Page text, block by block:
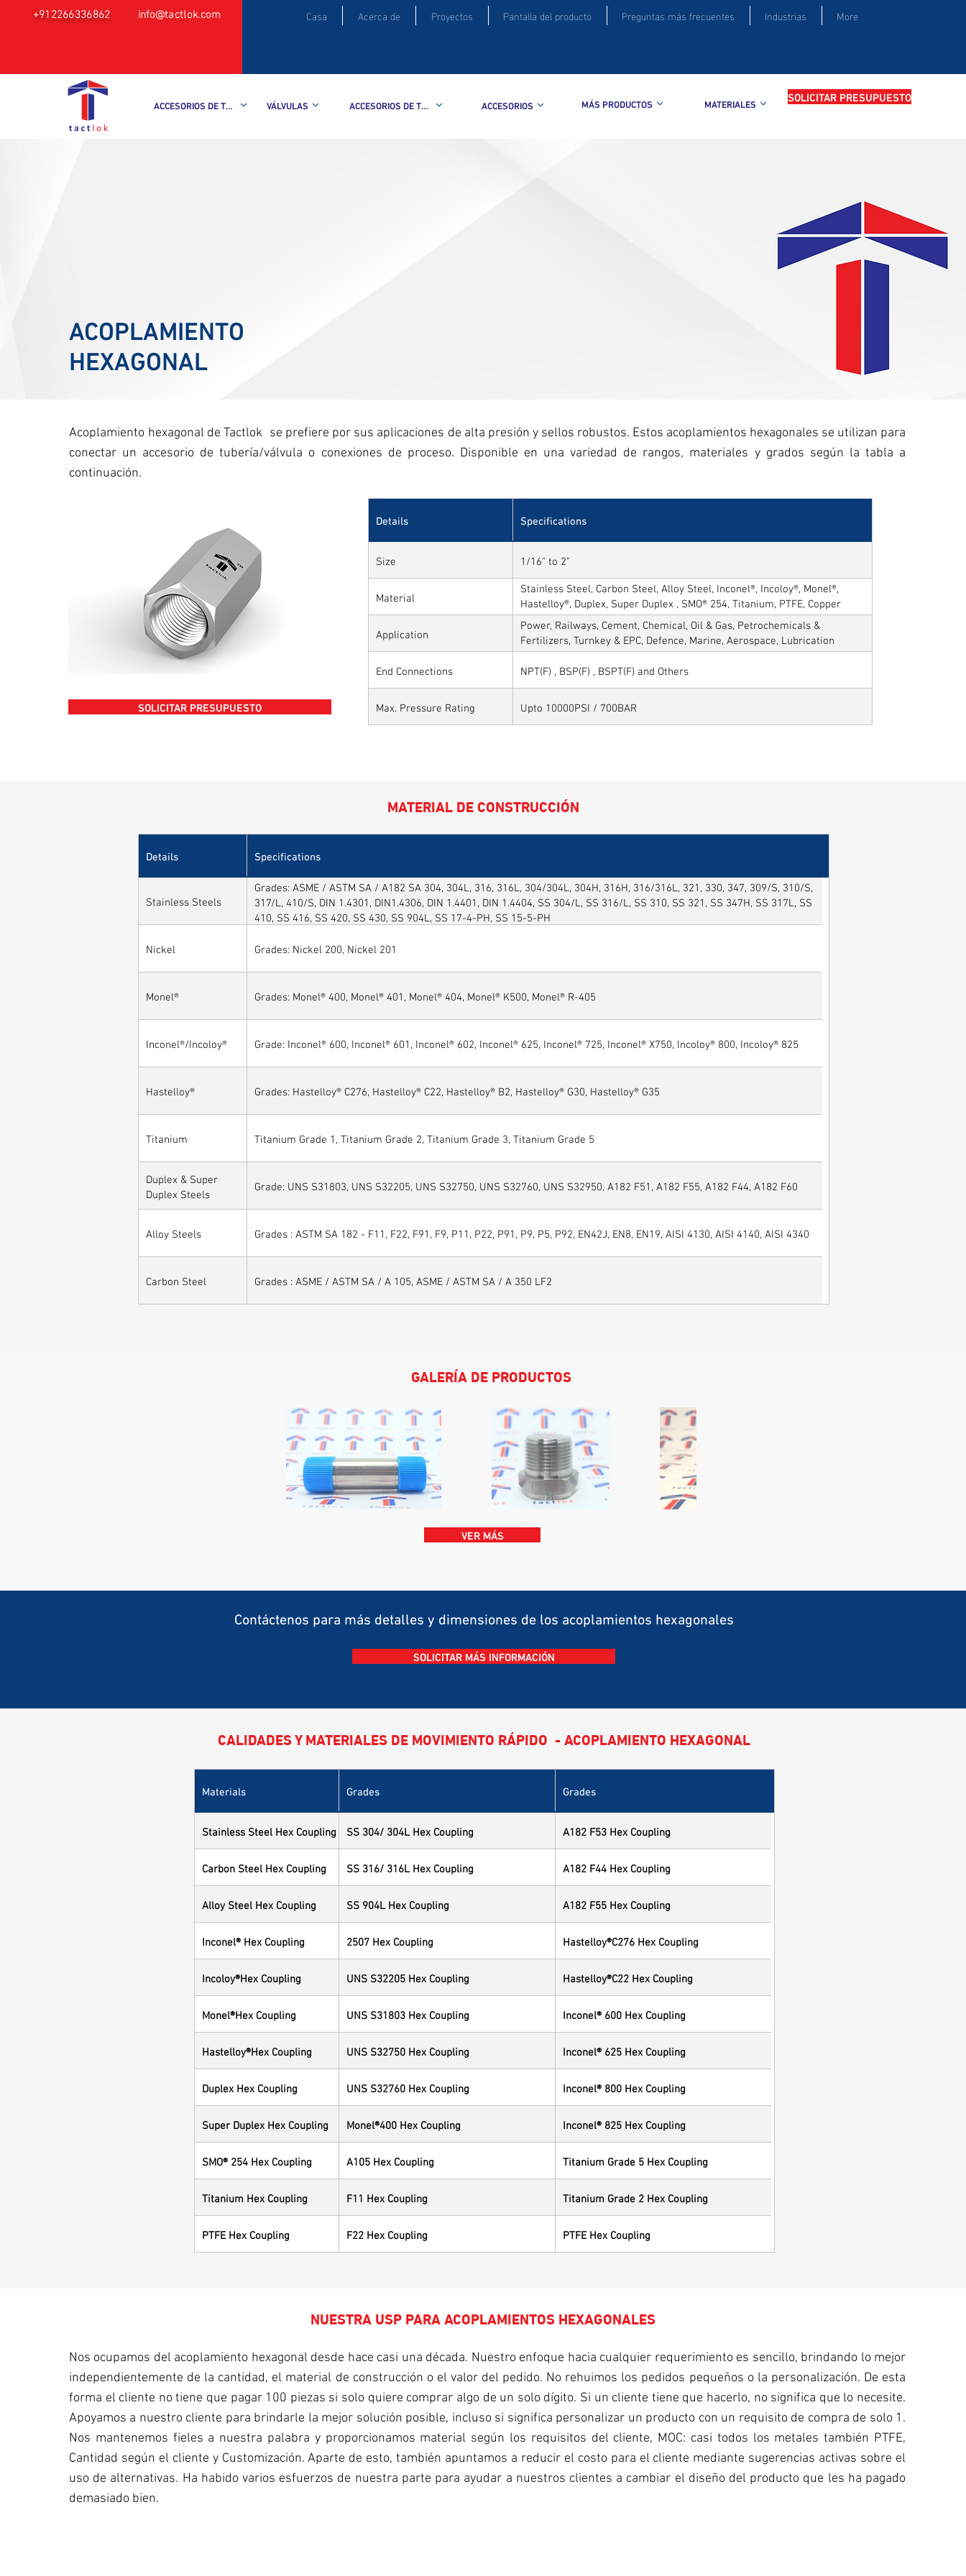
+912266336862 info@tactlok.com Casa Acerca de Proyectos Pantalla del producto Preguntas más frecuentes Industrias More
ACCESORIOS DE TUBO VÁLVULAS ACCESORIOS DE TUBERIA ACCESORIOS MÁS PRODUCTOS MATERIALES SOLICITAR PRESUPUESTO
ACOPLAMIENTO
HEXAGONAL
Acoplamiento hexagonal de Tactlok se prefiere por sus aplicaciones de alta presión y sellos robustos. Estos acoplamientos hexagonales se utilizan para
conectar un accesorio de tubería/válvula o conexiones de proceso. Disponible en una variedad de rangos, materiales y grados según la tabla a
continuación.
SOLICITAR PRESUPUESTO
Details Specifications
Size 1/16" to 2"
Material
Stainless Steel, Carbon Steel, Alloy Steel, Inconel®, Incoloy®, Monel®,
Hastelloy®, Duplex, Super Duplex , SMO® 254, Titanium, PTFE, Copper
Alloys
Application
Power, Railways, Cement, Chemical, Oil & Gas, Petrochemicals &
Fertilizers, Turnkey & EPC, Defence, Marine, Aerospace, Lubrication
Sytems, Paper Mills etc.,
End Connections
NPT(F) , BSP(F) , BSPT(F) and Others
Max. Pressure Rating Upto 10000PSI / 700BAR
MATERIAL DE CONSTRUCCIÓN
Details Specifications
Stainless Steels
Grades: ASME / ASTM SA / A182 SA 304, 304L, 316, 316L, 304/304L, 304H, 316H, 316/316L, 321, 330, 347, 309/S, 310/S,
317/L, 410/S, DIN 1.4301, DIN1.4306, DIN 1.4401, DIN 1.4404, SS 304/L, SS 316/L, SS 310, SS 321, SS 347H, SS 317L, SS
410, SS 416, SS 420, SS 430, SS 904L, SS 17-4-PH, SS 15-5-PH
Nickel
Grades: Nickel 200, Nickel 201
Monel® Grades: Monel® 400, Monel® 401, Monel® 404, Monel® K500, Monel® R-405
Inconel®/Incoloy® Grade: Inconel® 600, Inconel® 601, Inconel® 602, Inconel® 625, Inconel® 725, Inconel® X750, Incoloy® 800, Incoloy® 825
Hastelloy® Grades: Hastelloy® C276, Hastelloy® C22, Hastelloy® B2, Hastelloy® G30, Hastelloy® G35
Titanium Titanium Grade 1, Titanium Grade 2, Titanium Grade 3, Titanium Grade 5
Duplex & Super
Duplex Steels
Grade: UNS S31803, UNS S32205, UNS S32750, UNS S32760, UNS S32950, A182 F51, A182 F55, A182 F44, A182 F60
Alloy Steels Grades : ASTM SA 182 - F11, F22, F91, F9, P11, P22, P91, P9, P5, P92, EN42J, EN8, EN19, AISI 4130, AISI 4140, AISI 4340
Carbon Steel Grades : ASME / ASTM SA / A 105, ASME / ASTM SA / A 350 LF2
GALERÍA DE PRODUCTOS
VER MÁS
Contáctenos para más detalles y dimensiones de los acoplamientos hexagonales
SOLICITAR MÁS INFORMACIÓN
CALIDADES Y MATERIALES DE MOVIMIENTO RÁPIDO - ACOPLAMIENTO HEXAGONAL
Materials Grades Grades
Stainless Steel Hex Coupling SS 304/ 304L Hex Coupling A182 F53 Hex Coupling
Carbon Steel Hex Coupling SS 316/ 316L Hex Coupling A182 F44 Hex Coupling
Alloy Steel Hex Coupling SS 904L Hex Coupling A182 F55 Hex Coupling
Inconel® Hex Coupling 2507 Hex Coupling Hastelloy®C276 Hex Coupling
Incoloy®Hex Coupling UNS S32205 Hex Coupling Hastelloy®C22 Hex Coupling
Monel®Hex Coupling UNS S31803 Hex Coupling Inconel® 600 Hex Coupling
Hastelloy®Hex Coupling UNS S32750 Hex Coupling Inconel® 625 Hex Coupling
Duplex Hex Coupling UNS S32760 Hex Coupling Inconel® 800 Hex Coupling
Super Duplex Hex Coupling Monel®400 Hex Coupling Inconel® 825 Hex Coupling
SMO® 254 Hex Coupling A105 Hex Coupling Titanium Grade 5 Hex Coupling
Titanium Hex Coupling F11 Hex Coupling Titanium Grade 2 Hex Coupling
PTFE Hex Coupling F22 Hex Coupling PTFE Hex Coupling
NUESTRA USP PARA ACOPLAMIENTOS HEXAGONALES
Nos ocupamos del acoplamiento hexagonal desde hace casi una década. Nuestro enfoque hacia cualquier requerimiento es sencillo, brindando lo mejor
independientemente de la cantidad, el material de construcción o el valor del pedido. No rehuimos los pedidos pequeños o la personalización. De esta
forma el cliente no tiene que pagar 100 piezas si solo quiere comprar algo de un solo dígito. Si un cliente tiene que hacerlo, no significa que lo necesite.
Apoyamos a nuestro cliente para brindarle la mejor solución posible, incluso si significa personalizar un producto con un requisito de compra de solo 1.
Nos mantenemos fieles a nuestra palabra y proporcionamos material según los requisitos del cliente, MOC: casi todos los metales también PTFE,
Cantidad según el cliente y Customización. Aparte de esto, también apuntamos a reducir el costo para el cliente mediante sugerencias activas sobre el
uso de alternativas. Ha habido varios esfuerzos de nuestra parte para ayudar a nuestros clientes a cambiar el diseño del producto que les ha pagado
demasiado bien.